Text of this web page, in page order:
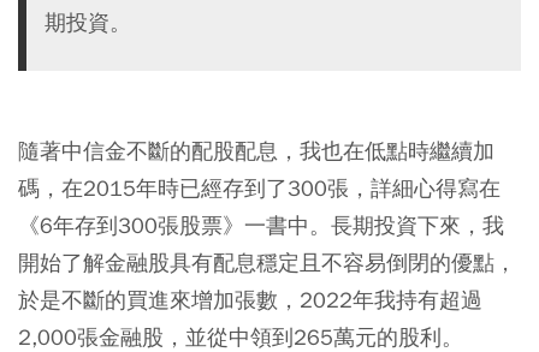
期投資。
隨著中信金不斷的配股配息，我也在低點時繼續加
碼，在2015年時已經存到了300張，詳細心得寫在
《6年存到300張股票》一書中。長期投資下來，我
開始了解金融股具有配息穩定且不容易倒閉的優點，
於是不斷的買進來增加張數， 2022年我持有超過
2,000張金融股，並從中領到265萬元的股利。